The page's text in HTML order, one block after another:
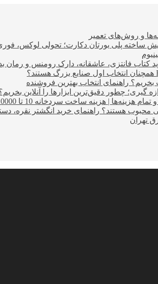
پیش ساخته پلی یورتان دکارت؛ تحولی لوکس،
بخریم؟ راهنمای انتخاب بهترین فروشنده
گیری؛ چطور دقیق‌ترین ابزارها را آنلاین
| هزینه ساخت سردخانه 10 تا 10000 تنی
محبوب هستند؟ راهنمای خرید انگشتر نقره،
تهران